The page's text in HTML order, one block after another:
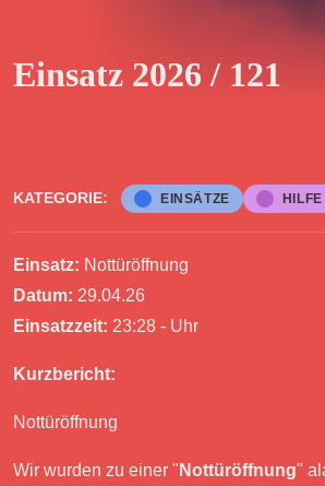
Einsatz 2026 / 121
KATEGORIE: EINSÄTZE HILFE
Einsatz: Nottüröffnung
Datum: 29.04.26
Einsatzzeit: 23:28 - Uhr
Kurzbericht:
Nottüröffnung
Wir wurden zu einer " Nottüröffnung"